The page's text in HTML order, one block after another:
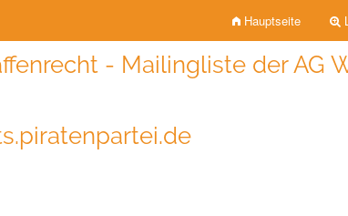
Hauptseite
- Mailingliste der AG